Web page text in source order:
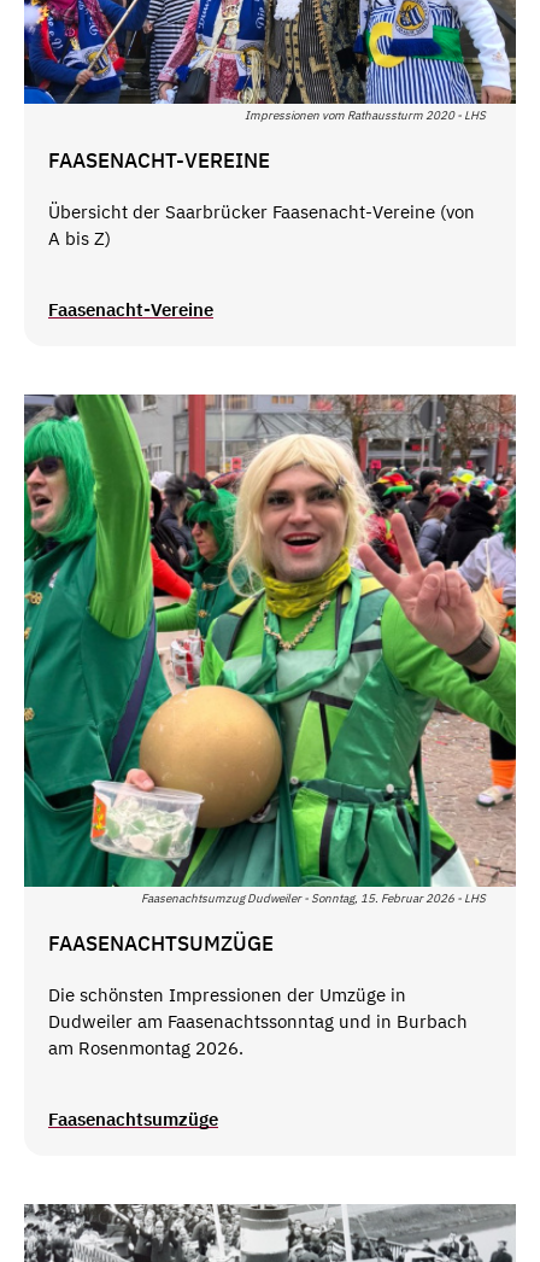
Impressionen vom Rathaussturm 2020 - LHS
FAASENACHT-VEREINE
Übersicht der Saarbrücker Faasenacht-Vereine (von
A bis Z)
Faasenacht-Vereine
Faasenachtsumzug Dudweiler - Sonntag, 15. Februar 2026 - LHS
FAASENACHTSUMZÜGE
Die schönsten Impressionen der Umzüge in
Dudweiler am Faasenachtssonntag und in Burbach
am Rosenmontag 2026.
Faasenachtsumzüge